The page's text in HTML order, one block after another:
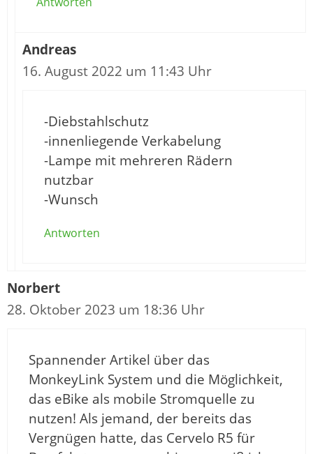
Andreas
16. August 2022 um 11:43 Uhr
-Diebstahlschutz
-innenliegende Verkabelung
-Lampe mit mehreren Rädern
nutzbar
-Wunsch
Antworten
Norbert
28. Oktober 2023 um 18:36 Uhr
Spannender Artikel über das
MonkeyLink System und die Möglichkeit,
das eBike als mobile Stromquelle zu
nutzen! Als jemand, der bereits das
Vergnügen hatte, das Cervelo R5 für